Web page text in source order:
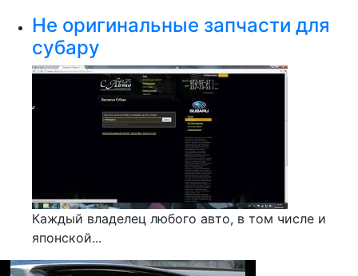
Не оригинальные запчасти для
субару
Каждый владелец любого авто, в том числе и
японской...